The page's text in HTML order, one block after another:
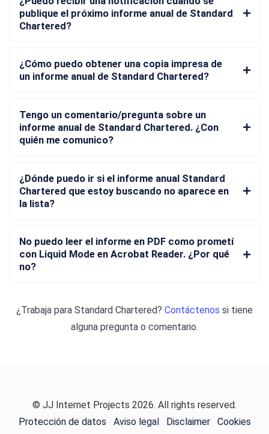
publique el próximo informe anual de Standard
Chartered?
¿Cómo puedo obtener una copia impresa de
un informe anual de Standard Chartered?
Tengo un comentario/pregunta sobre un
informe anual de Standard Chartered. ¿Con
quién me comunico?
¿Dónde puedo ir si el informe anual Standard
Chartered que estoy buscando no aparece en
la lista?
No puedo leer el informe en PDF como prometí
con Liquid Mode en Acrobat Reader. ¿Por qué
no?
¿Trabaja para Standard Chartered? Contáctenos si tiene
alguna pregunta o comentario.
© JJ Internet Projects 2026. All rights reserved.
Protección de datos
Aviso legal Disclaimer Cookies